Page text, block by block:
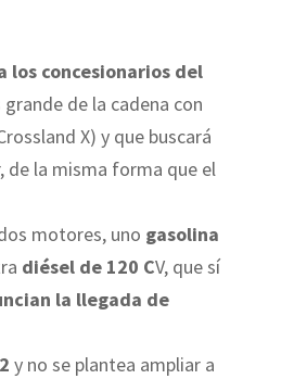
los concesionarios del
de la cadena con
X) y que buscará
de la misma forma que el
motores, uno gasolina
diésel de 120 CV, que sí
la llegada de
y no se plantea ampliar a